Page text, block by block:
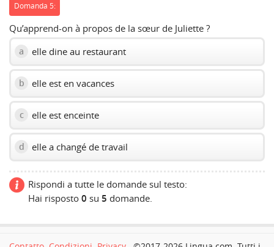
Domanda 5:
Qu’apprend-on à propos de la sœur de Juliette ?
a elle dine au restaurant
b elle est en vacances
c elle est enceinte
d elle a changé de travail
Rispondi a tutte le domande sul testo:
Hai risposto 0 su 5 domande.